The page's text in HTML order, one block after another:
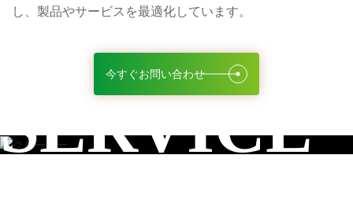
し、製品やサービスを最適化しています。
今すぐお問い合わせ
SERVICE